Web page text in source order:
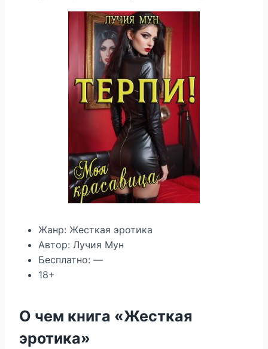
Жанр: Жесткая эротика
Автор: Лучия Мун
Бесплатно: —
18+
О чем книга «Жесткая
эротика»